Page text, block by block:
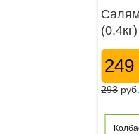
(0,4кг)
249
293 руб.